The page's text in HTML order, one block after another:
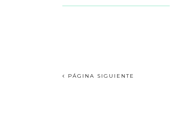
PÁGINA SIGUIENTE